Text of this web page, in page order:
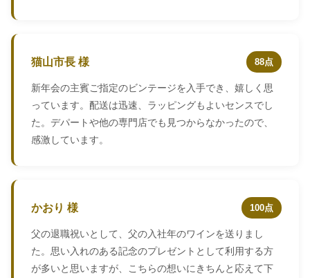
猫山市長 様 88点
新年会の主賓ご指定のビンテージを入手でき、嬉しく思
っています。配送は迅速、ラッピングもよいセンスでし
た。デパートや他の専門店でも見つからなかったので、
感激しています。
かおり 様 100点
父の退職祝いとして、父の入社年のワインを送りまし
た。思い入れのある記念のプレゼントとして利用する方
が多いと思いますが、こちらの想いにきちんと応えて下